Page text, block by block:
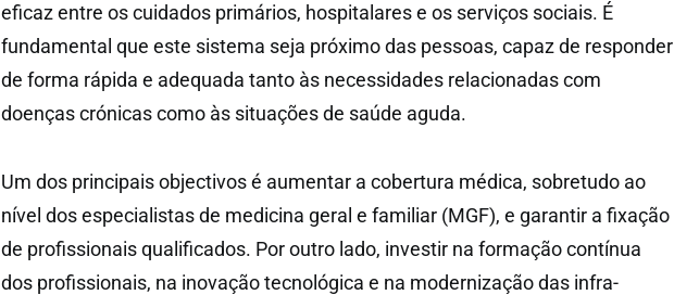
eficaz entre os cuidados primários, hospitalares e os serviços sociais. É
fundamental que este sistema seja próximo das pessoas, capaz de responder
de forma rápida e adequada tanto às necessidades relacionadas com
doenças crónicas como às situações de saúde aguda.
Um dos principais objectivos é aumentar a cobertura médica, sobretudo ao
nível dos especialistas de medicina geral e familiar (MGF), e garantir a fixação
de profissionais qualificados. Por outro lado, investir na formação contínua
dos profissionais, na inovação tecnológica e na modernização das infra-